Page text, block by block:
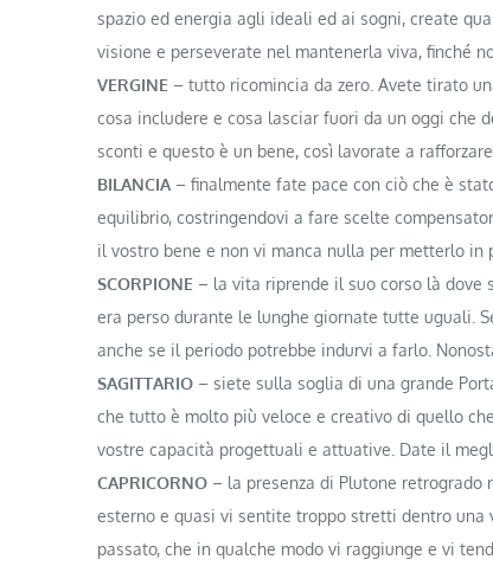
spazio ed energia agli ideali ed ai sogni, create
visione e perseverate nel mantenerla viva, finché
VERGINE – tutto ricomincia da zero. Avete tirato
cosa includere e cosa lasciar fuori da un oggi che
sconti e questo è un bene, così lavorate a
BILANCIA – finalmente fate pace con ciò che è
equilibrio, costringendovi a fare scelte
il vostro bene e non vi manca nulla per metterlo in
SCORPIONE – la vita riprende il suo corso là dove
era perso durante le lunghe giornate tutte uguali.
anche se il periodo potrebbe indurvi a farlo.
SAGITTARIO – siete sulla soglia di una grande
che tutto è molto più veloce e creativo di quello
vostre capacità progettuali e attuative. Date il
CAPRICORNO – la presenza di Plutone
esterno e quasi vi sentite troppo stretti dentro
passato, che in qualche modo vi raggiunge e vi